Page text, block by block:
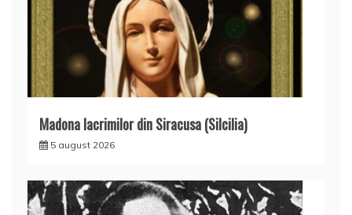
Madona lacrimilor din Siracusa (Silcilia)
5 august 2026